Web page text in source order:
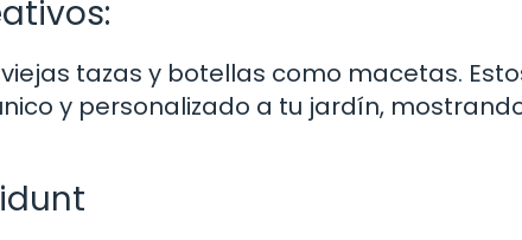
tazas y botellas como macetas.
y personalizado a tu jardín,